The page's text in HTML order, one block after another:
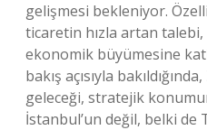
gelişmesi bekleniyor.
ticaretin hızla artan
ekonomik büyümesine
bakış açısıyla
geleceği, stratejik
İstanbul’un değil, belki de